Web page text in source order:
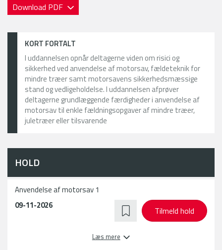
Download PDF
KORT FORTALT
I uddannelsen opnår deltagerne viden om risici og
sikkerhed ved anvendelse af motorsav, fældeteknik for
mindre træer samt motorsavens sikkerhedsmæssige
stand og vedligeholdelse. I uddannelsen afprøver
deltagerne grundlæggende færdigheder i anvendelse af
motorsav til enkle fældningsopgaver af mindre træer,
juletræer eller tilsvarende
HOLD
09-11-2026
Anvendelse af motorsav 1
Læs mere
Tilmeld hold